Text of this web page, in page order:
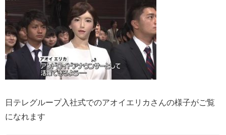
日テレグループ入社式でのアオイエリカさんの様子がご覧
になれます